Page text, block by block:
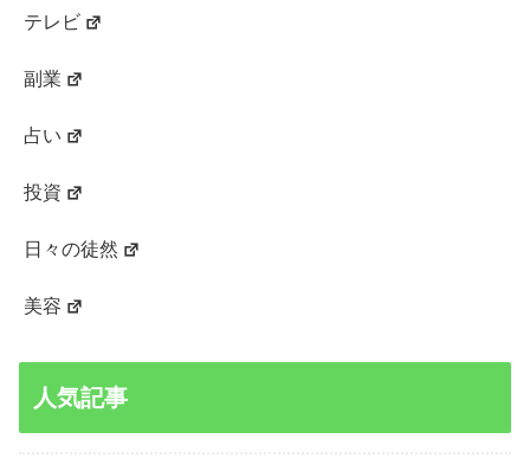
テレビ
副業
占い
投資
日々の徒然
美容
人気記事